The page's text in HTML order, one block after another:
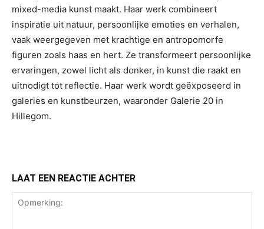
mixed-media kunst maakt. Haar werk combineert
inspiratie uit natuur, persoonlijke emoties en verhalen,
vaak weergegeven met krachtige en antropomorfe
figuren zoals haas en hert. Ze transformeert persoonlijke
ervaringen, zowel licht als donker, in kunst die raakt en
uitnodigt tot reflectie. Haar werk wordt geëxposeerd in
galeries en kunstbeurzen, waaronder Galerie 20 in
Hillegom.
LAAT EEN REACTIE ACHTER